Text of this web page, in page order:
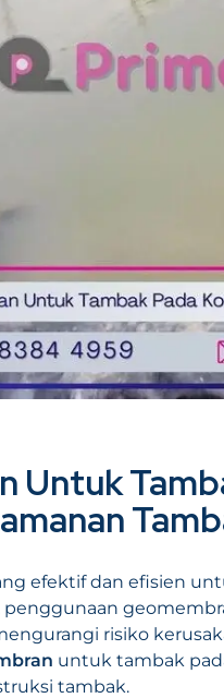
Untuk
efektif dan efisien
risiko
untuk tambak
tambak.